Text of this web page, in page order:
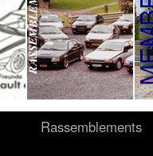
Rassemblements